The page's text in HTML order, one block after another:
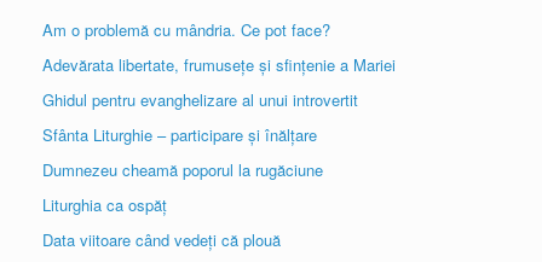
Am o problemă cu mândria. Ce pot face?
Adevărata libertate, frumusețe și sfințenie a Mariei
Ghidul pentru evanghelizare al unui introvertit
Sfânta Liturghie – participare și înălțare
Dumnezeu cheamă poporul la rugăciune
Liturghia ca ospăț
Data viitoare când vedeți că plouă